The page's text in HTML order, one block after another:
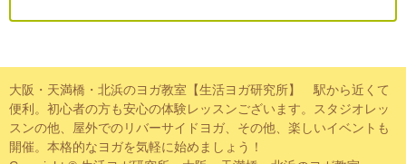
大阪・天満橋・北浜のヨガ教室【生活ヨガ研究所】 駅から近くて
便利。初心者の方も安心の体験レッスンございます。スタジオレッ
スンの他、屋外でのリバーサイドヨガ、その他、楽しいイベントも
開催。本格的なヨガを気軽に始めましょう！